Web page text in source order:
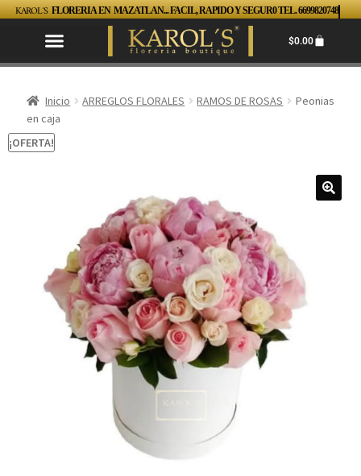
KAROL´S FLORERIA EN MAZATLAN... FACIL, RAPIDO Y SEGUR0 TEL. 6699820748
$0.00
Inicio ARREGLOS FLORALES RAMOS DE ROSAS
Peonias
en caja
¡OFERTA!